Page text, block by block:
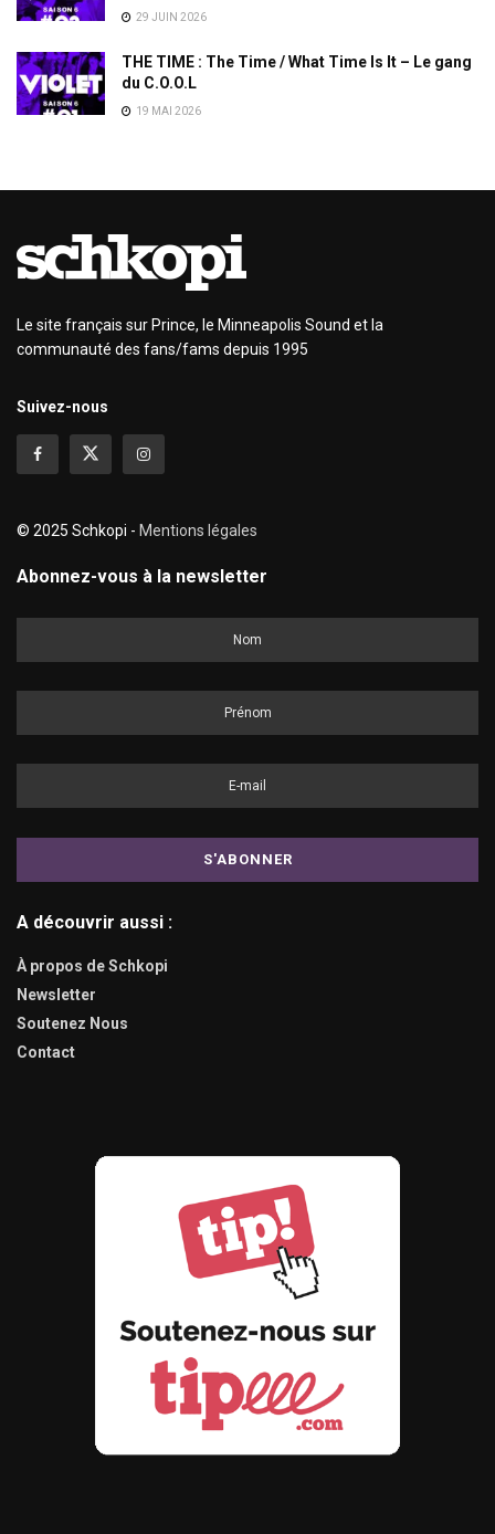
29 JUIN 2026
THE TIME : The Time / What Time Is It – Le gang
du C.O.O.L
19 MAI 2026
Le site français sur Prince, le Minneapolis Sound et la
communauté des fans/fams depuis 1995
Suivez-nous
© 2025 Schkopi - Mentions légales
Abonnez-vous à la newsletter
A découvrir aussi :
À propos de Schkopi
Newsletter
Soutenez Nous
Contact